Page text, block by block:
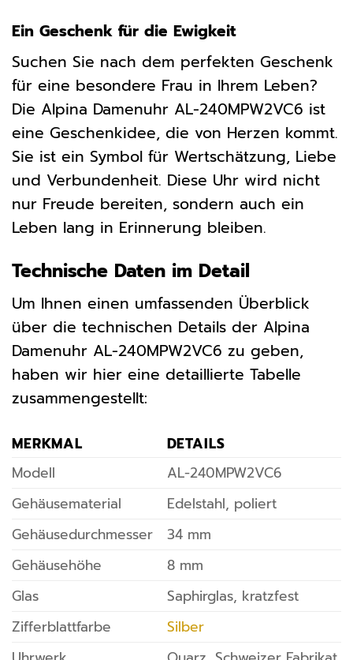
Ein Geschenk für die Ewigkeit
Suchen Sie nach dem perfekten Geschenk
für eine besondere Frau in Ihrem Leben?
Die Alpina Damenuhr AL-240MPW2VC6 ist
eine Geschenkidee, die von Herzen kommt.
Sie ist ein Symbol für Wertschätzung, Liebe
und Verbundenheit. Diese Uhr wird nicht
nur Freude bereiten, sondern auch ein
Leben lang in Erinnerung bleiben.
Technische Daten im Detail
Um Ihnen einen umfassenden Überblick
über die technischen Details der Alpina
Damenuhr AL-240MPW2VC6 zu geben,
haben wir hier eine detaillierte Tabelle
zusammengestellt:
MERKMAL
DETAILS
Modell
AL-240MPW2VC6
Gehäusematerial
Edelstahl, poliert
Gehäusedurchmesser
34 mm
Gehäusehöhe
8 mm
Glas
Saphirglas, kratzfest
Zifferblattfarbe
Silber